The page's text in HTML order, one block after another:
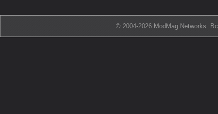
© 2004-2026 ModMag Networks.